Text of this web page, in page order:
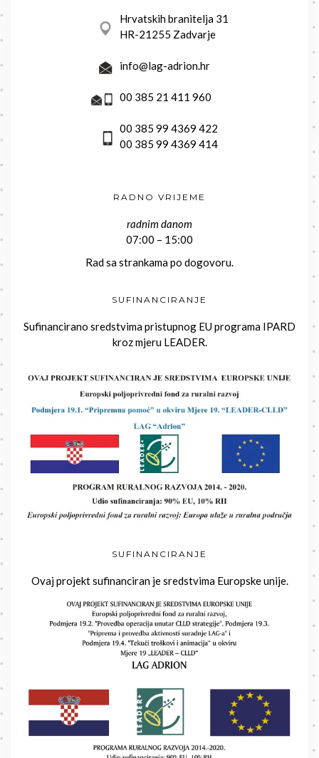
Hrvatskih branitelja 31
HR-21255 Zadvarje
info@lag-adrion.hr
00 385 21 411 960
00 385 99 4369 422
00 385 99 4369 414
RADNO VRIJEME
radnim danom
07:00 – 15:00
Rad sa strankama po dogovoru.
SUFINANCIRANJE
Sufinancirano sredstvima pristupnog EU programa IPARD
kroz mjeru LEADER.
SUFINANCIRANJE
Ovaj projekt sufinanciran je sredstvima Europske unije.